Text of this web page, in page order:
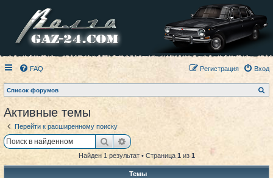
FAQ Вход
Регистрация
Список форумов
о
Активные темы
Перейти к расширенному поиску
ПоискРасширенный поиск
Найден 1 результат • Страница 1из 1
Темы